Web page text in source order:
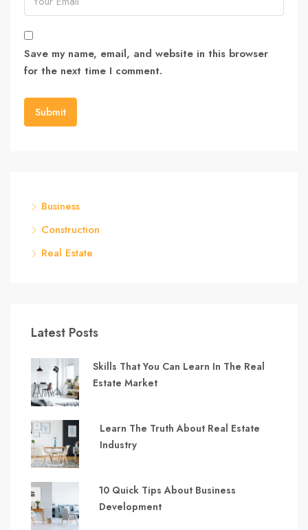
Save my name, email, and website in this browser
for the next time I comment.
Business
Construction
Real Estate
Latest Posts
Skills That You Can Learn In The Real
Estate Market
Learn The Truth About Real Estate
Industry
10 Quick Tips About Business
Development